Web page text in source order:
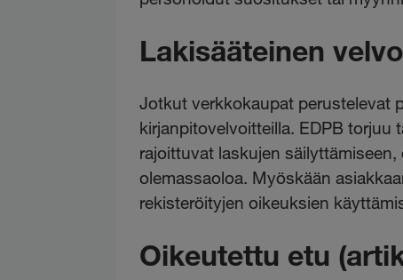
Lakisääteinen
Jotkut verkkokaupat perustelevat
kirjanpitovelvoitteilla. EDPB torjuu
rajoittuvat laskujen
olemassaoloa. Myöskään
rekisteröityjen oikeuksien
Oikeutettu etu